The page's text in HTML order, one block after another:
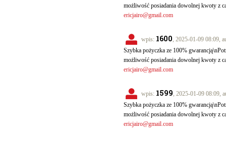
możliwość posiadania dowolnej kwoty z
ericjairo@gmail.com
wpis: 1600, 2025-01-09 08:09,
Szybka pożyczka ze 100%
możliwość posiadania dowolnej kwoty z
ericjairo@gmail.com
wpis: 1599, 2025-01-09 08:09,
Szybka pożyczka ze 100%
możliwość posiadania dowolnej kwoty z
ericjairo@gmail.com